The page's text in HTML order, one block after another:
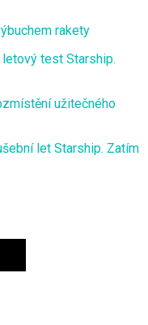
rakety
test Starship.
užitečného
let Starship. Zatím